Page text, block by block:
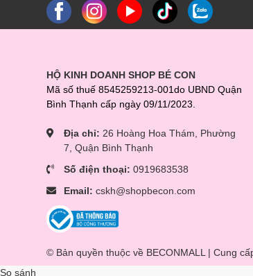
HỘ KINH DOANH SHOP BÉ CON
Mã số thuế 8545259213-001do UBND Quận
Bình Thạnh cấp ngày 09/11/2023.
Địa chỉ: 26 Hoàng Hoa Thám, Phường
7, Quận Bình Thạnh
Số điện thoại: 0919683538
Email: cskh@shopbecon.com
© Bản quyền thuộc về BECONMALL | Cung
So sánh